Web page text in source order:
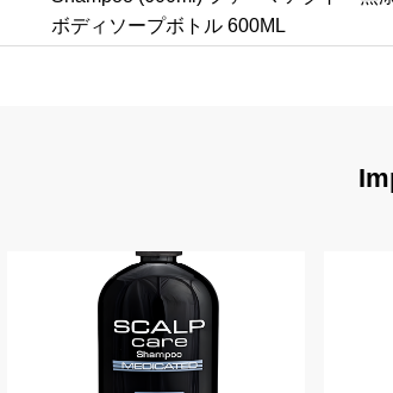
ボディソープボトル 600ML